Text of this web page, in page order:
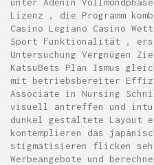
Lizenz , die Programm
Casino Legiano Casino
Sport Funktionalität ,
Untersuchung Vergnügen
KatsuBets Plan Ismus
mit betriebsbereiter
Associate in Nursing
visuell antreffen und
dunkel gestaltete Layout
kontemplieren das
stigmatisieren flicken
Werbeangebote und